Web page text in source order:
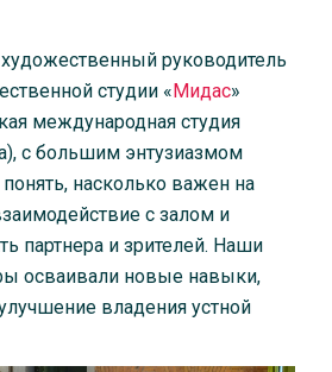
художественный руководитель
студии «Мидас»
международная студия
с большим энтузиазмом
насколько важен на
с залом и
партнера и зрителей. Наши
осваивали новые навыки,
владения устной